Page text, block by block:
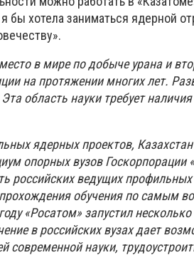
бы хотела заниматься ядерной
в мире по добыче урана и
на протяжении многих лет.
область науки требует
ядерных проектов,
опорных вузов
российских ведущих
обучения по самым
«Росатом» запустил
в российских вузах дает
современной науки,